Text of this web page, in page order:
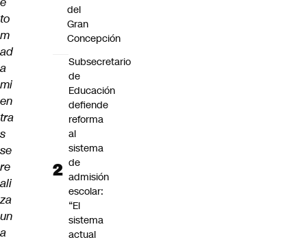
to
m
ad
a
mi
en
tra
s
se
re
ali
za
un
a
del
Gran
Concepción
Subsecretario
de
Educación
defiende
reforma
al
sistema
de
admisión
escolar:
“El
sistema
actual